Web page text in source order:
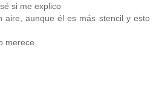
si me explico
aire, aunque él es más stencil y esto
merece.